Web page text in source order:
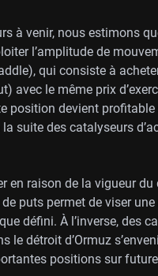
à venir, nous estimons
l’amplitude de
qui consiste à
avec le même prix
position devient
suite des catalyseurs
en raison de la vigueur
puts permet de viser
défini. À l’inverse, des
le détroit d’Ormuz
positions sur